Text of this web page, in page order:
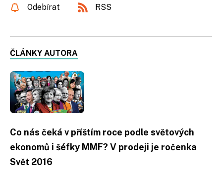
Odebírat RSS
ČLÁNKY AUTORA
Co nás čeká v příštím roce podle světových
ekonomů i šéfky MMF? V prodeji je ročenka
Svět 2016